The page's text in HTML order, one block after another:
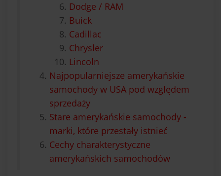
Dodge / RAM
Buick
Cadillac
Chrysler
Lincoln
Najpopularniejsze amerykańskie
samochody w USA pod względem
sprzedaży
Stare amerykańskie samochody -
marki, które przestały istnieć
Cechy charakterystyczne
amerykańskich samochodów